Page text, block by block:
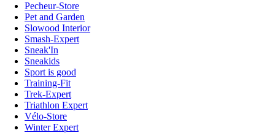
Pecheur-Store
Pet and Garden
Slowood Interior
Smash-Expert
Sneak'In
Sneakids
Sport is good
Training-Fit
Trek-Expert
Triathlon Expert
Vélo-Store
Winter Expert